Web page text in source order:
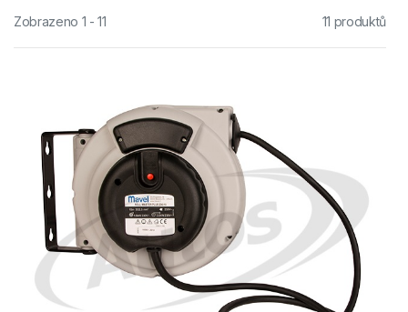
Zobrazeno 1 - 11 11 produktů